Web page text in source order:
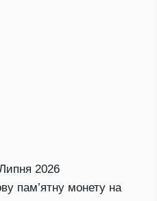
2026
пам’ятну монету на